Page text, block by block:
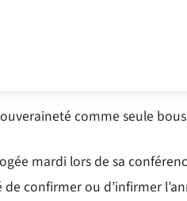
comme seule
mardi lors de sa
de confirmer ou d’infirmer